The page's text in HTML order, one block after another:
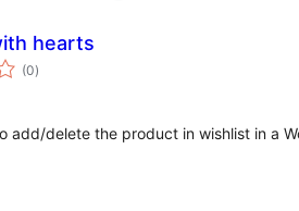
hearts
(0Bewertungen
insgesamt
)
add/delete the product in wishlist in a